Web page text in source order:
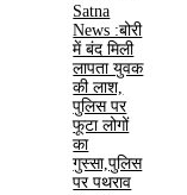
Satna
News :बोरी
में बंद मिली
लापता युवक
की लाश,
पुलिस पर
फूटा लोगों
का
गुस्सा,पुलिस
पर पथराव